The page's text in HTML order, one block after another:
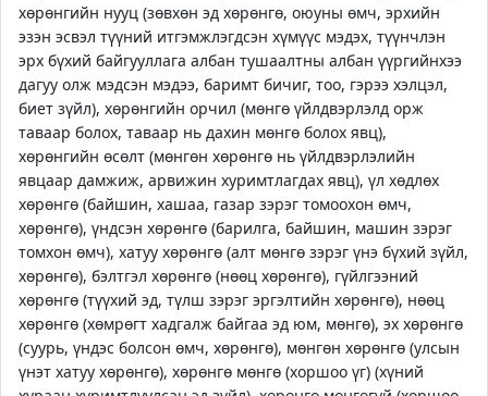
хөрөнгийн нууц (зөвхөн эд хөрөнгө, оюуны өмч, эрхийн
эзэн эсвэл түүний итгэмжлэгдсэн хүмүүс мэдэх, түүнчлэн
эрх бүхий байгууллага албан тушаалтны албан үүргийнхээ
дагуу олж мэдсэн мэдээ, баримт бичиг, тоо, гэрээ хэлцэл,
биет зүйл), хөрөнгийн орчил (мөнгө үйлдвэрлэлд орж
таваар болох, таваар нь дахин мөнгө болох явц),
хөрөнгийн өсөлт (мөнгөн хөрөнгө нь үйлдвэрлэлийн
явцаар дамжиж, арвижин хуримтлагдах явц), үл хөдлөх
хөрөнгө (байшин, хашаа, газар зэрэг томоохон өмч,
хөрөнгө), үндсэн хөрөнгө (барилга, байшин, машин зэрэг
томхон өмч), хатуу хөрөнгө (алт мөнгө зэрэг үнэ бүхий зүйл,
хөрөнгө), бэлтгэл хөрөнгө (нөөц хөрөнгө), гүйлгээний
хөрөнгө (түүхий эд, түлш зэрэг эргэлтийн хөрөнгө), нөөц
хөрөнгө (хөмрөгт хадгалж байгаа эд юм, мөнгө), эх хөрөнгө
(суурь, үндэс болсон өмч, хөрөнгө), мөнгөн хөрөнгө (улсын
үнэт хатуу хөрөнгө), хөрөнгө мөнгө (хоршоо үг) (хүний